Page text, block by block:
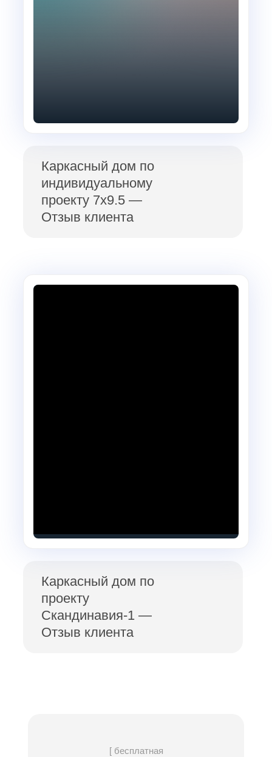
Каркасный дом по
индивидуальному
проекту 7х9.5 —
Отзыв клиента
Каркасный дом по
проекту
Скандинавия-1 —
Отзыв клиента
[ бесплатная